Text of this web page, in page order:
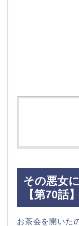
その悪女
【第70話
お茶会を開いた